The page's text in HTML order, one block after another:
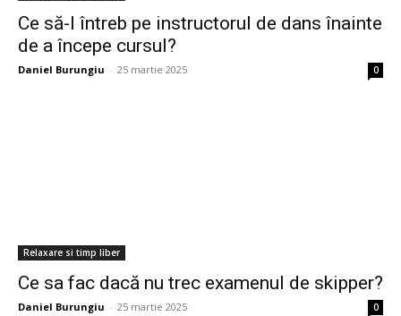
Ce să-l întreb pe instructorul de dans înainte
de a începe cursul?
Daniel Burungiu - 25 martie 2025 0
Relaxare si timp liber
Ce sa fac dacă nu trec examenul de skipper?
Daniel Burungiu - 25 martie 2025 0